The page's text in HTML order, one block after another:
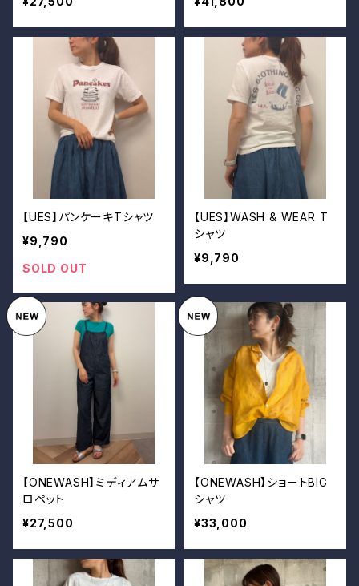
【UES】パンケーキTシャツ
¥9,790
SOLD OUT
【UES】WASH & WEAR T
シャツ
¥9,790
【ONEWASH】ミディアムサ
ロペット
¥27,500
【ONEWASH】ショートBIG
シャツ
¥33,000